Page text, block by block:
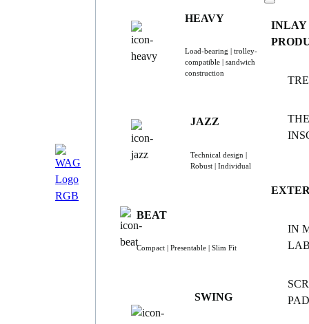
HEAVY
Load-bearing | trolley-
compatible | sandwich
construction
JAZZ
Technical design |
Robust | Individual
BEAT
Compact | Presentable | Slim Fit
SWING
INLAY
IN